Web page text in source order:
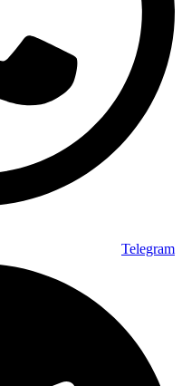
Telegram